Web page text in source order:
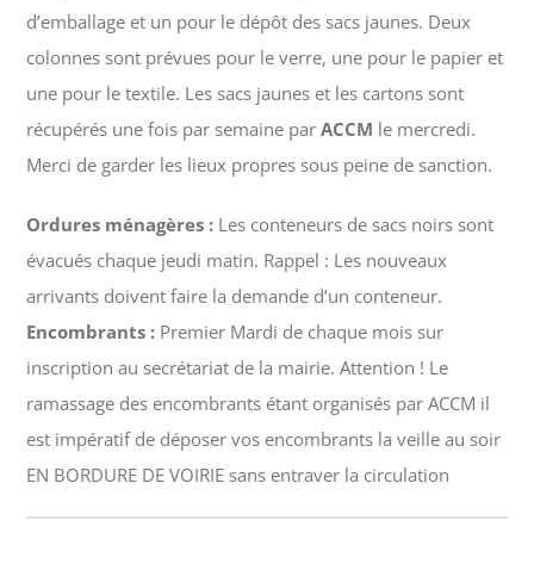
d’emballage et un pour le dépôt des sacs jaunes. Deux
colonnes sont prévues pour le verre, une pour le papier et
une pour le textile. Les sacs jaunes et les cartons sont
récupérés une fois par semaine parACCM le mercredi.
Merci de garder les lieux propres sous peine de sanction.
Ordures ménagères : Les conteneurs de sacs noirs sont
évacués chaque jeudi matin. Rappel : Les nouveaux
arrivants doivent faire la demande d’un conteneur.
Encombrants : Premier Mardi de chaque mois sur
inscription au secrétariat de la mairie.Attention ! Le
ramassage des encombrants étant organisés par ACCM il
est impératif de déposer vos encombrants la veille au soir
EN BORDURE DE VOIRIE sans entraver la circulation